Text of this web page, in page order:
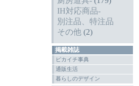
IH対応商品-
別注品、特注品
その他 (2)
掲載雑誌
ピカイチ事典
通販生活
暮らしのデザイン